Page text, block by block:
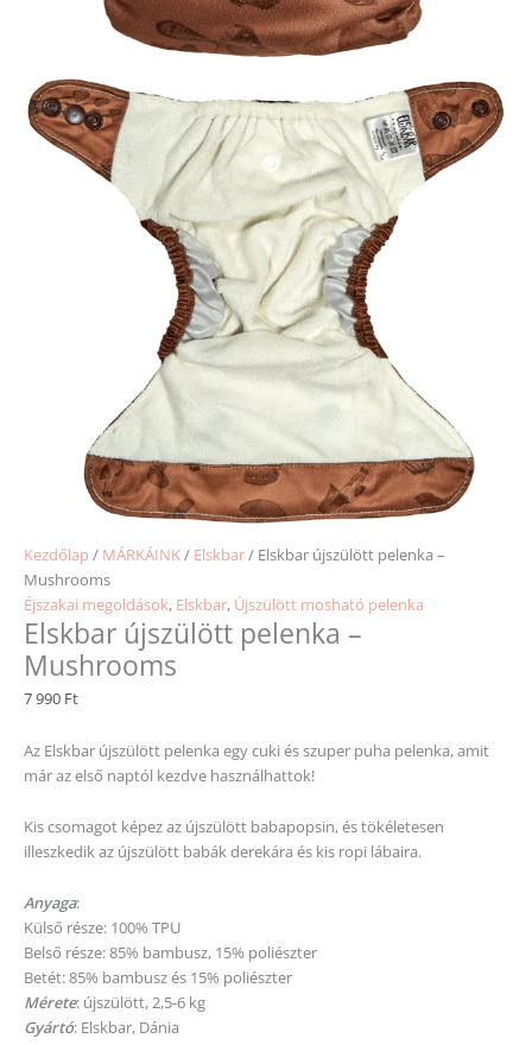
Kezdőlap / MÁRKÁINK/ Elskbar/ Elskbar újszülött pelenka –
Mushrooms
Éjszakai megoldások, Elskbar, Újszülött mosható pelenka
Elskbar újszülött pelenka –
Mushrooms
7 990 Ft
Az Elskbar újszülött pelenka egy cuki és szuper puha pelenka, amit
már az első naptól kezdve használhattok!
Kis csomagot képez az újszülött babapopsin, és tökéletesen
illeszkedik az újszülött babák derekára és kis ropi lábaira.
Anyaga:
Külső része: 100% TPU
Belső része: 85% bambusz, 15% poliészter
Betét: 85% bambusz és 15% poliészter
Mérete: újszülött, 2,5-6 kg
Gyártó: Elskbar, Dánia